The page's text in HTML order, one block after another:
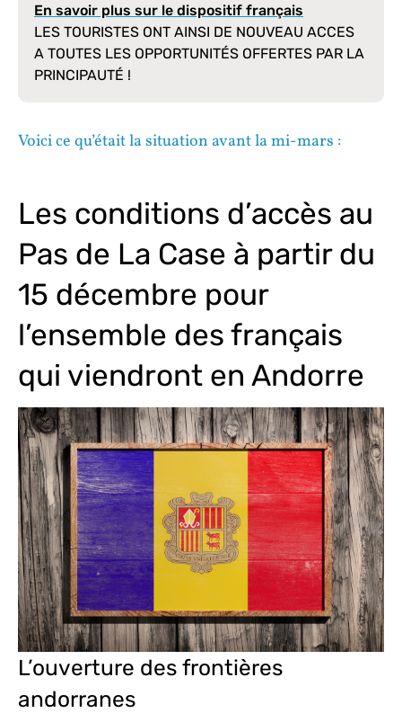
En savoir plus sur le dispositif français
LES TOURISTES ONT AINSI DE NOUVEAU ACCES
A TOUTES LES OPPORTUNITÉS OFFERTES PAR LA
PRINCIPAUTÉ !
Voici ce qu’était la situation avant la mi-mars :
Les conditions d’accès au
Pas de La Case à partir du
15 décembre pour
l’ensemble des français
qui viendront en Andorre
L’ouverture des frontières
andorranes